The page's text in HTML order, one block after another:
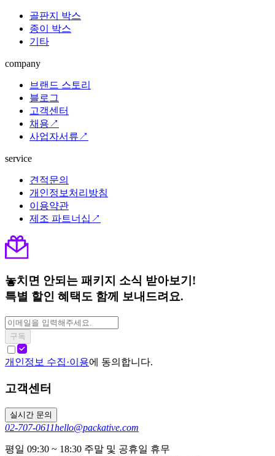
골판지 박스
종이 박스
기타
company
브랜드 스토리
블로그
고객센터
채용↗
사업자서류↗
service
견적문의
개인정보처리방침
이용약관
제조 파트너십↗
놓치면 안되는 패키지 소식 받아보기!
특별 할인 혜택도 함께 보내드려요.
구독
개인정보 수집·이용에 동의합니다.
고객센터
실시간 문의
02-707-0611hello@packative.com
평일 09:30 ~ 18:30 주말 및 공휴일 휴무